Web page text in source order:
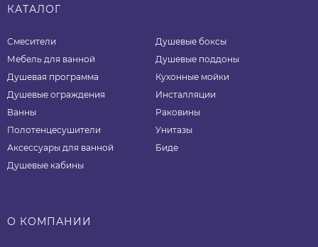
КАТАЛОГ
Смесители
Мебель для ванной
Душевая программа
Душевые ограждения
Ванны
Полотенцесушители
Аксессуары для ванной
Душевые кабины
Душевые боксы
Душевые поддоны
Кухонные мойки
Инсталляции
Раковины
Унитазы
Биде
О КОМПАНИИ